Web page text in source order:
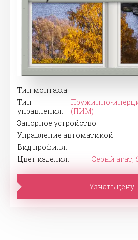
Тип монтажа:
Тип
управления:
Пружинно-
(ПИМ)
Запорное устройство:
Управление автоматикой:
Вид профиля:
Цвет изделия:
Серый агат,
Узнать цену